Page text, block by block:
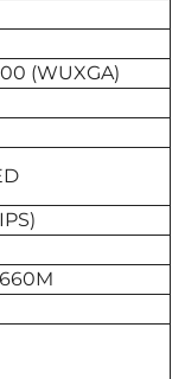
(WUXGA)